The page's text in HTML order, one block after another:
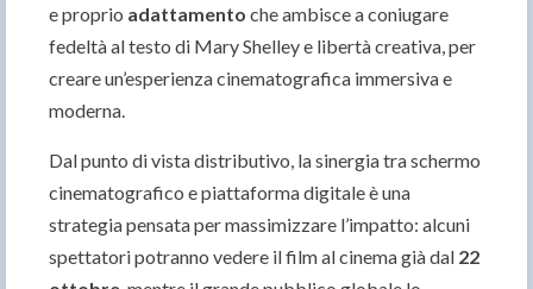
e proprio adattamento che ambisce a coniugare
fedeltà al testo di Mary Shelley e libertà creativa, per
creare un’esperienza cinematografica immersiva e
moderna.
Dal punto di vista distributivo, la sinergia tra schermo
cinematografico e piattaforma digitale è una
strategia pensata per massimizzare l’impatto: alcuni
spettatori potranno vedere il film al cinema già dal 22